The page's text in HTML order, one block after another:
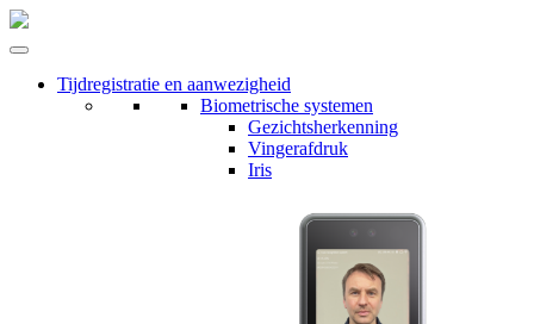
Tijdregistratie en aanwezigheid
Biometrische systemen
Gezichtsherkenning
Vingerafdruk
Iris